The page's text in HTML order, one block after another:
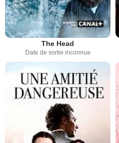
The Head
Date de sortie inconnue